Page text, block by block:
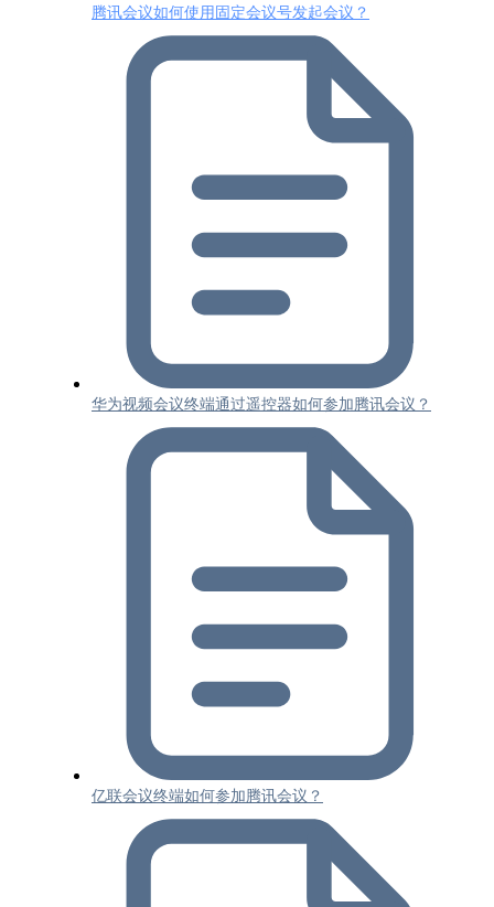
腾讯会议如何使用固定会议号发起会议？
华为视频会议终端通过遥控器如何参加腾讯会议？
亿联会议终端如何参加腾讯会议？